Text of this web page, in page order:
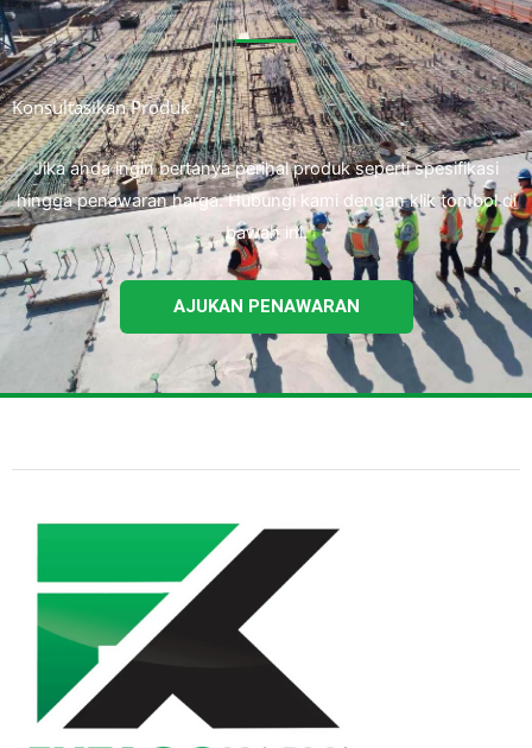
Konsultasikan Produk
Jika anda ingin bertanya perihal produk seperti spesifikasi
hingga penawaran harga. Hubungi kami dengan klik tombol di
bawah ini.
AJUKAN PENAWARAN